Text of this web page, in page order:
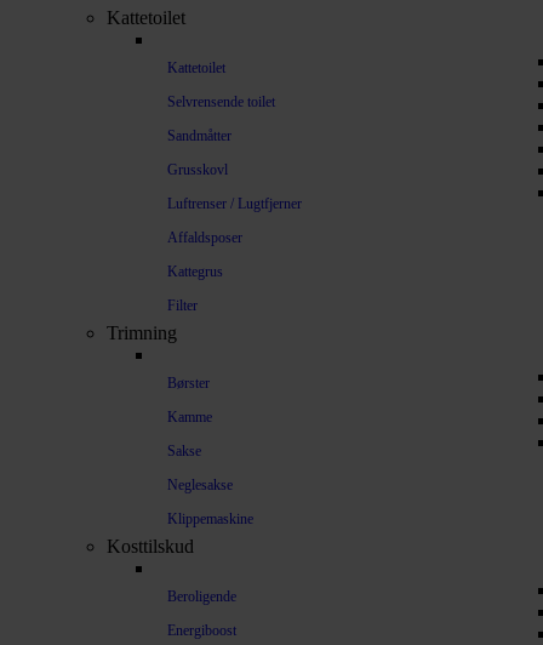
Kattetoilet
Kattetoilet
Selvrensende toilet
Sandmåtter
Grusskovl
Luftrenser / Lugtfjerner
Affaldsposer
Kattegrus
Filter
Trimning
Børster
Kamme
Sakse
Neglesakse
Klippemaskine
Kosttilskud
Beroligende
Energiboost